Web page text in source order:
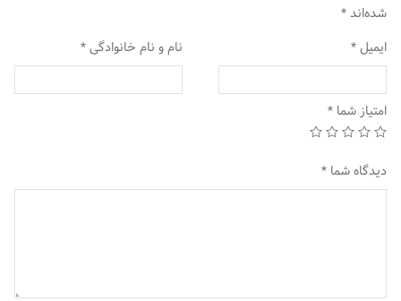
شده‌اند*
نام و نام خانوادگی* ایمیل*
امتیاز شما *
دیدگاه شما *